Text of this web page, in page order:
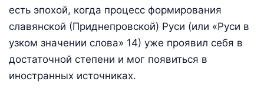
есть эпохой, когда процесс формирования
славянской (Приднепровской) Руси (или «Руси в
узком значении слова» 14) уже проявил себя в
достаточной степени и мог появиться в
иностранных источниках.